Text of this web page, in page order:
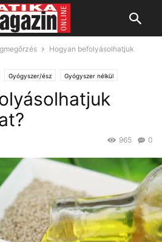
Hogyan befolyásolhatjuk
Gyógyszer/ész Gyógyszer nélkül
anyagok
0
965